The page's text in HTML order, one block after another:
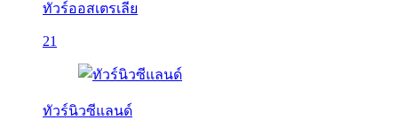
ทัวร์ออสเตรเลีย
21
ทัวร์นิวซีแลนด์